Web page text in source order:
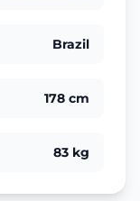
Brazil
178 cm
83 kg